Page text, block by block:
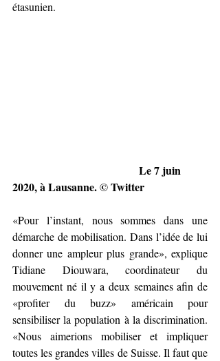
étasunien.
2020, à Lausanne. © Twitter
«Pour l’instant, nous sommes dans une
démarche de mobilisation. Dans l’idée de lui
donner une ampleur plus grande», explique
Tidiane Diouwara, coordinateur du
mouvement né il y a deux semaines afin de
«profiter du buzz» américain pour
sensibiliser la population à la discrimination.
«Nous aimerions mobiliser et impliquer
toutes les grandes villes de Suisse. Il faut que